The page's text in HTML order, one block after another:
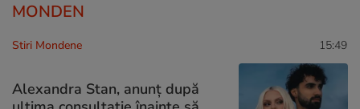
MONDEN
Stiri Mondene 15:49
Alexandra Stan, anunț după